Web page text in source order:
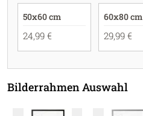
50x60 cm
24,99 €
60x80 cm
29,99 €
Bilderrahmen Auswahl